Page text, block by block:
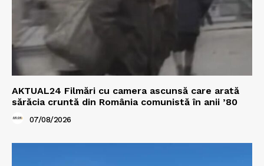
AKTUAL24 Filmări cu camera ascunsă care arată
sărăcia cruntă din România comunistă în anii ’80
07/08/2026